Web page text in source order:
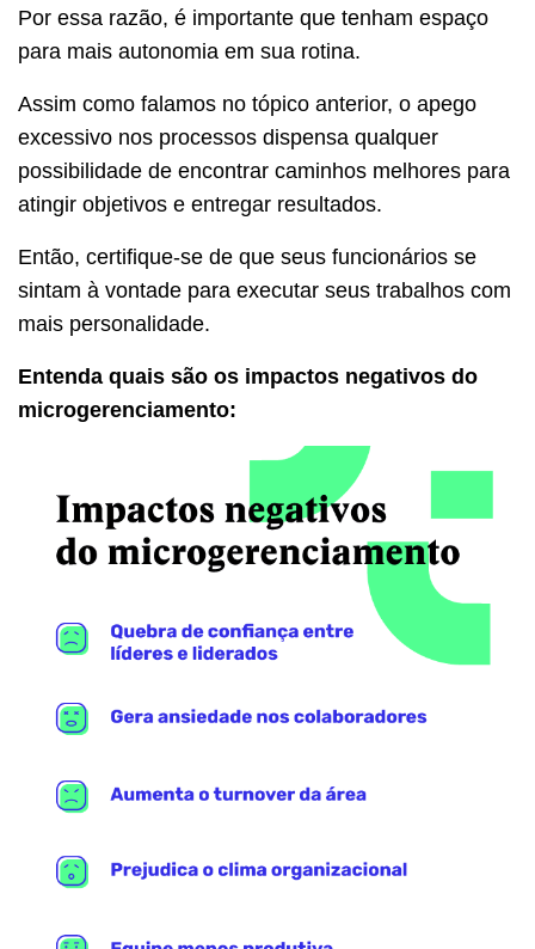
Por essa razão, é importante que tenham espaço
para mais autonomia em sua rotina.
Assim como falamos no tópico anterior, o apego
excessivo nos processos dispensa qualquer
possibilidade de encontrar caminhos melhores para
atingir objetivos e entregar resultados.
Então, certifique-se de que seus funcionários se
sintam à vontade para executar seus trabalhos com
mais personalidade.
Entenda quais são os impactos negativos do
microgerenciamento: